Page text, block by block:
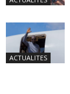
ACTUALITES